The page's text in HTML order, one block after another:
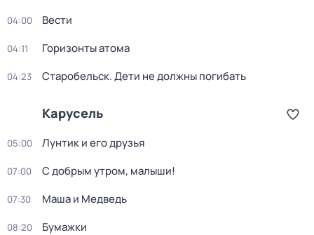
04:00 Вести
04:11 Горизонты атома
04:23 Старобельск. Дети не должны погибать
Карусель
05:00 Лунтик и его друзья
07:00 С добрым утром, малыши!
07:30 Маша и Медведь
08:20 Бумажки